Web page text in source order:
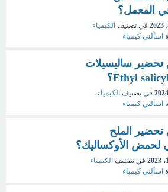
المعمل؟
في تصنيف الكيمياء
اسألني كيمياء
ساليسيلات
في تصنيف الكيمياء
اسألني كيمياء
الملح
لحمض الأوكساليك؟
في تصنيف الكيمياء
اسألني كيمياء